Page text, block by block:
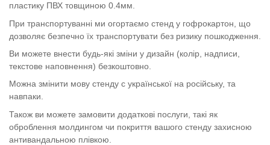
пластику ПВХ товщиною 0.4мм.
При транспортуванні ми огортаємо стенд у гофрокартон, що
дозволяє безпечно їх транспортувати без ризику пошкодження.
Ви можете внести будь-які зміни у дизайн (колір, надписи,
текстове наповнення) безкоштовно.
Можна змінити мову стенду с української на російську, та
навпаки.
Також ви можете замовити додаткові послуги, такі як
оброблення молдингом чи покриття вашого стенду захисною
антивандальною плівкою.